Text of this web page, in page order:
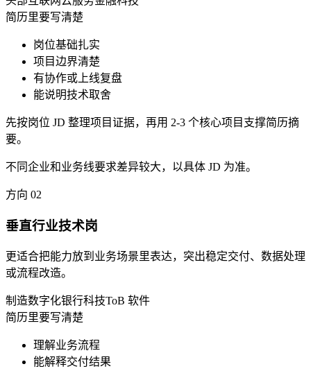
简历里要写清楚
岗位基础扎实
项目边界清楚
有协作或上线复盘
能说明技术取舍
先按岗位 JD 整理项目证据，再用 2-3 个核心项目支撑简历摘
要。
不同企业和业务线要求差异较大，以具体 JD 为准。
方向 02
垂直行业技术岗
更适合把能力放到业务场景里表达，突出稳定交付、数据处理
或流程改造。
制造数字化银行科技ToB 软件
简历里要写清楚
理解业务流程
能解释交付结果